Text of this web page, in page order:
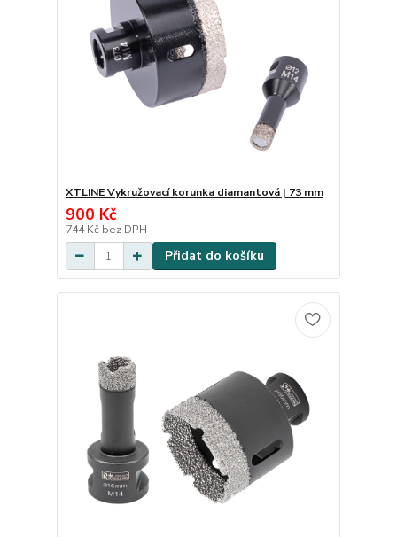
XTLINE Vykružovací korunka diamantová | 73 mm
900 Kč
744 Kč bez DPH
Přidat do košíku